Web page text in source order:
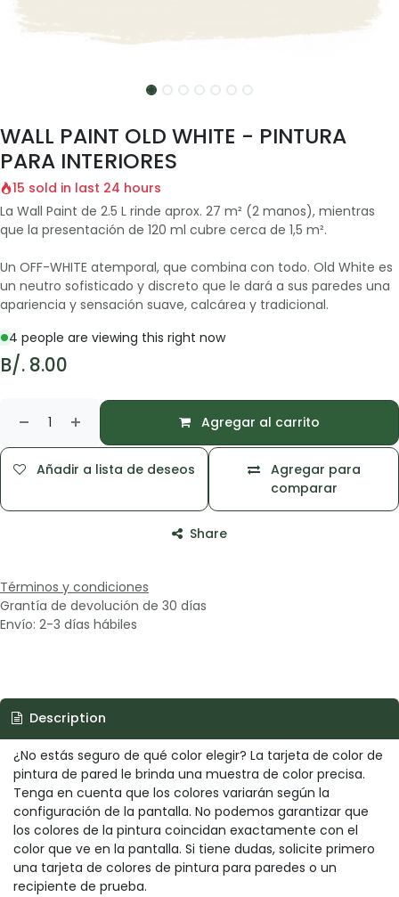
WALL PAINT OLD WHITE - PINTURA
PARA INTERIORES
15 sold in last 24 hours
La Wall Paint de 2.5 L rinde aprox. 27 m² (2 manos), mientras
que la presentación de 120 ml cubre cerca de 1,5 m².
Un OFF-WHITE atemporal, que combina con todo. Old White es
un neutro sofisticado y discreto que le dará a sus paredes una
apariencia y sensación suave, calcárea y tradicional.
4 people are viewing this right now
B/. 8.00
Agregar al carrito
Agregar para
comparar
Añadir a lista de deseos
Share
Términos y condiciones
Grantía de devolución de 30 días
Envío: 2-3 días hábiles
Description
¿No estás seguro de qué color elegir? La tarjeta de color de
pintura de pared le brinda una muestra de color precisa.
Tenga en cuenta que los colores variarán según la
configuración de la pantalla. No podemos garantizar que
los colores de la pintura coincidan exactamente con el
color que ve en la pantalla. Si tiene dudas, solicite primero
una tarjeta de colores de pintura para paredes o un
recipiente de prueba.